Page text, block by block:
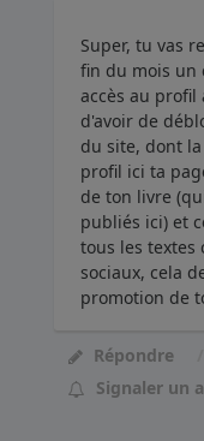
Super, tu vas
fin du mois un
accès au
d'avoir de
du site, dont
profil ici ta
de ton livre
publiés ici) et
tous les textes
sociaux, cela
promotion de
Répondre
Signaler un